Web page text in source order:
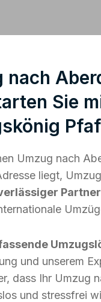
nach
Sie
Umzug nach
liegt,
Partner
und unserem
dass Ihr Umzug
und stressfrei